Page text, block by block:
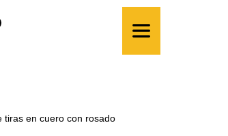
en cuero con rosado